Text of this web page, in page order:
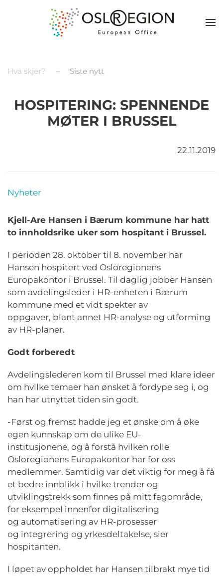
Hva skjer? Siste nytt
HOSPITERING: SPENNENDE
MØTER I BRUSSEL
22.11.2019
Nyheter
Kjell-Are Hansen i Bærum kommune har hatt
to innholdsrike uker som hospitant i Brussel.
I perioden 28. oktober til 8. november har
Hansen hospitert ved Osloregionens
Europakontor i Brussel. Til daglig jobber Hansen
som avdelingsleder i HR-enheten i Bærum
kommune med et vidt spekter av
oppgaver, blant annet HR-analyse og utforming
av HR-planer.
Godt forberedt
Avdelingslederen kom til Brussel med klare ideer
om hvilke temaer han ønsket å fordype seg i, og
han har utnyttet tiden sin godt.
-Først og fremst hadde jeg et ønske om å øke
egen kunnskap om de ulike EU-
institusjonene, og å forstå hvilken rolle
Osloregionens Europakontor har for oss
medlemmer. Samtidig var det viktig for meg å få
et bedre innblikk i hvilke trender og
utviklingstrekk som finnes på mitt fagområde,
for eksempel innenfor digitalisering
og automatisering av HR-prosesser
og integrering og yrkesdeltakelse, sier
hospitanten.
I løpet av oppholdet har Hansen tilbrakt mye tid